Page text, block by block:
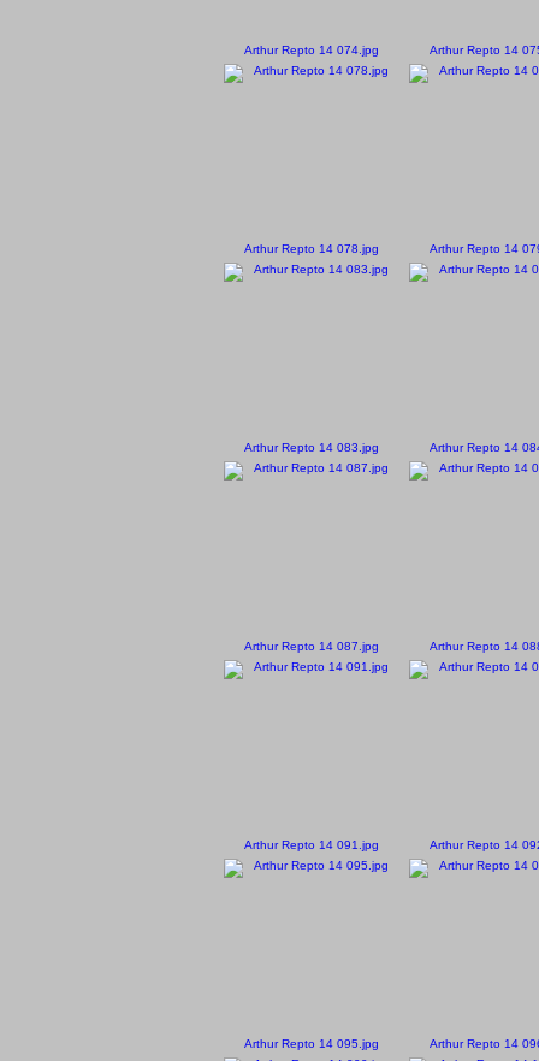
Arthur Repto 14 074.jpg Arthur Repto 14
Arthur Repto 14 078.jpg Arthur Repto 14
Arthur Repto 14 083.jpg Arthur Repto 14
Arthur Repto 14 087.jpg Arthur Repto 14
Arthur Repto 14 091.jpg Arthur Repto 14
Arthur Repto 14 095.jpg Arthur Repto 14